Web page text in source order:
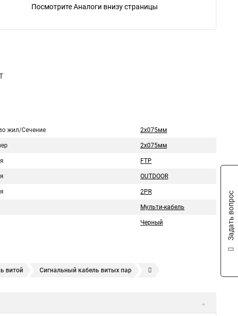
Посмотрите Аналоги внизу страницы
жил/Сечение 2х075мм
2х075мм
FTP
OUTDOOR
2PR
Мульти-кабель
Черный
витой Сигнальный кабель витых пар
Задать вопрос